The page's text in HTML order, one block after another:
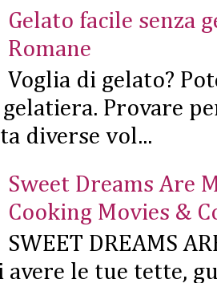
Gelato facile senza
Romane
Voglia di gelato?
gelatiera. Provare
diverse vol...
Sweet Dreams Are
Cooking Movies &
SWEET DREAMS
le tue tette,